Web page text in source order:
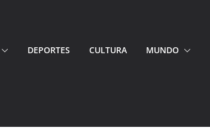
DEPORTES CULTURA MUNDO